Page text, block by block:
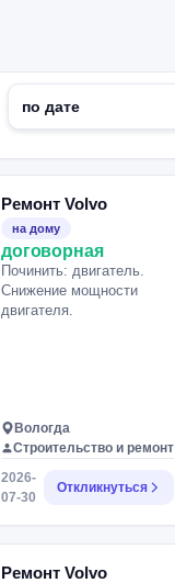
Ремонт Volvo
на дому
договорная
Починить: двигатель.
Снижение мощности
двигателя.
Вологда
Строительство и ремонт
2026-
07-30
Откликнуться
Ремонт Volvo